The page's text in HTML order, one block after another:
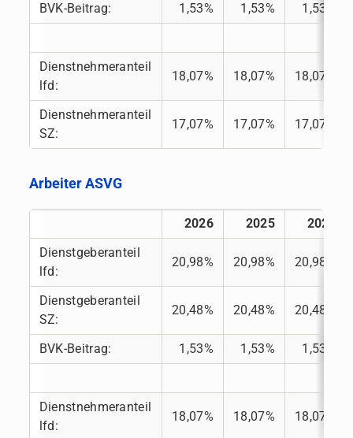
BVK-Beitrag: 1,53% 1,53% 1,53%
Dienstnehmeranteil
lfd:
18,07% 18,07% 18,07%
Dienstnehmeranteil
SZ:
17,07% 17,07% 17,07%
Arbeiter ASVG
2026 2025
2024
Dienstgeberanteil
lfd:
20,98% 20,98% 20,98%
Dienstgeberanteil
SZ:
20,48% 20,48% 20,48%
BVK-Beitrag: 1,53% 1,53% 1,53%
Dienstnehmeranteil
lfd:
18,07% 18,07% 18,07%